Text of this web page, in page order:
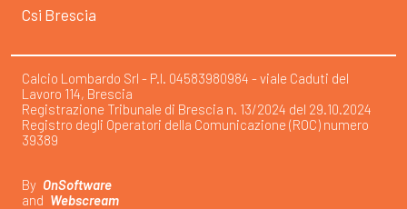
Csi Brescia
Calcio Lombardo Srl - P.I. 04583980984 - viale Caduti del
Lavoro 114, Brescia
Registrazione Tribunale di Brescia n. 13/2024 del 29.10.2024
Registro degli Operatori della Comunicazione (ROC) numero
39389
By OnSoftware
and Webscream